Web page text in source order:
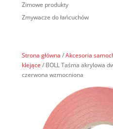
Strona główna /Akcesoria
klejące / BOLL Taśma akrylowa
czerwona wzmocniona
Zimowe produkty
Zmywacze do łańcuchów